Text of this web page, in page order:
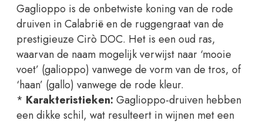
Gaglioppo is de onbetwiste koning van de rode
druiven in Calabrië en de ruggengraat van de
prestigieuze Cirò DOC. Het is een oud ras,
waarvan de naam mogelijk verwijst naar ‘mooie
voet’ (galioppo) vanwege de vorm van de tros, of
‘haan’ (gallo) vanwege de rode kleur.
* Karakteristieken: Gaglioppo-druiven hebben
een dikke schil, wat resulteert in wijnen met een